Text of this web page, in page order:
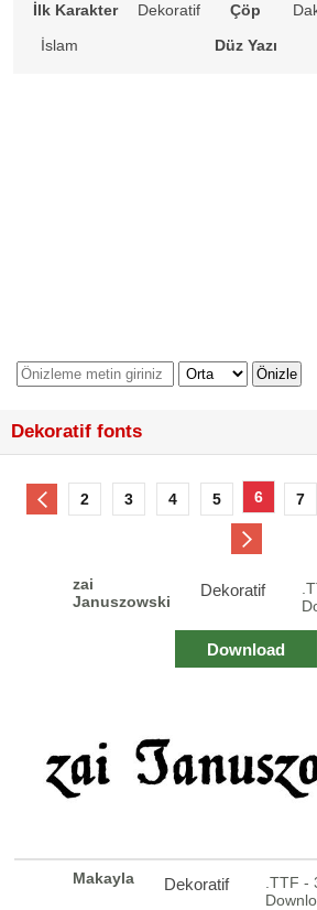
İlk Karakter
Dekoratif Çöp
İslam
Düz Yazı
Dekoratif fonts
2 3 4 5 6 7
zai
Januszowski
Dekoratif
Download
Makayla Dekoratif
.TTF -